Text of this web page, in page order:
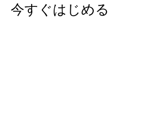
今すぐはじめる